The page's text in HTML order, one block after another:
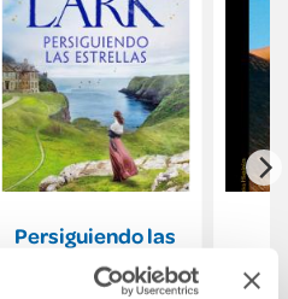
Persiguiendo las
estrellas (Las
mujeres Hard 1)